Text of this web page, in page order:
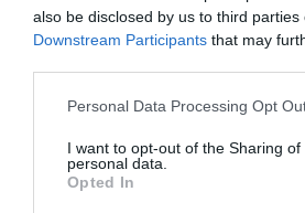
also be disclosed by us to third parties
Downstream Participants that may
Personal Data Processing Opt
I want to opt-out of the Sharing of
personal data.
Opted In
FacebookTwitterPinterest
Aucun